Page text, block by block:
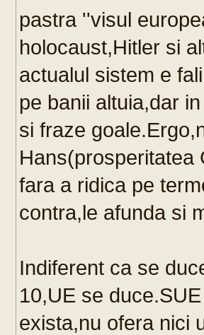
pastra ''visul
holocaust,Hitler si
actualul sistem e
pe banii altuia,dar
si fraze
Hans(prosperitatea
fara a ridica pe
contra,le afunda si
Indiferent ca se
10,UE se
exista,nu ofera nici